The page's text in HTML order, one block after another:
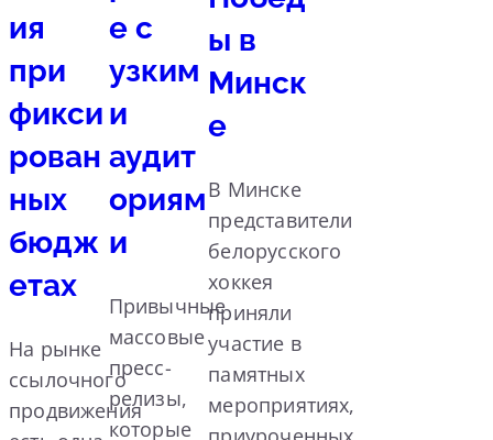
ия
при
фикси
рован
ных
бюдж
етах
На рынке
ссылочного
продвижения
е с
узким
и
аудит
ориям
и
Привычные
массовые
пресс-
релизы,
которые
ы в
Минск
е
В Минске
представители
белорусского
хоккея
приняли
участие в
памятных
мероприятиях,